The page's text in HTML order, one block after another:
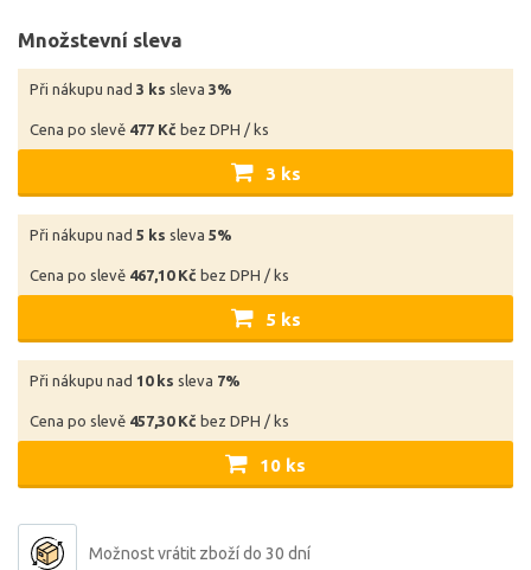
Množstevní sleva
Při nákupu nad 3 ks sleva 3%
Cena po slevě 477 Kč bez DPH / ks
3 ks
Při nákupu nad 5 ks sleva 5%
Cena po slevě 467,10 Kč bez DPH / ks
5 ks
Při nákupu nad 10 ks sleva 7%
Cena po slevě 457,30 Kč bez DPH / ks
10 ks
Možnost vrátit zboží do 30 dní